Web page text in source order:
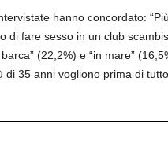
hanno concordato:
fare sesso in un club
(22,2%) e “in mare”
35 anni vogliono prima di